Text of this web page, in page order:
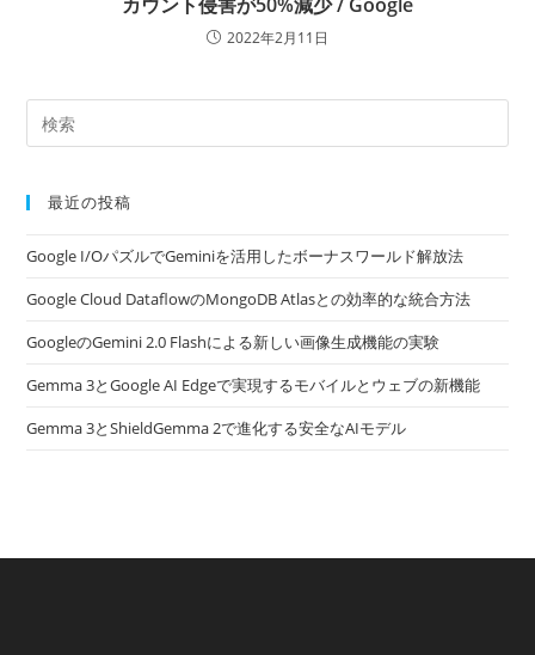
2022年2月11日
最近の投稿
Google I/OパズルでGeminiを活用したボーナスワールド解放法
Google Cloud DataflowのMongoDB Atlasとの効率的な統合方法
GoogleのGemini 2.0 Flashによる新しい画像生成機能の実験
Gemma 3とGoogle AI Edgeで実現するモバイルとウェブの新機能
Gemma 3とShieldGemma 2で進化する安全なAIモデル